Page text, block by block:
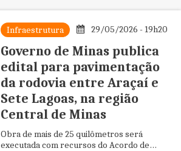
Infraestrutura 29/05/2026 - 19h20
Governo de Minas publica
edital para pavimentação
da rodovia entre Araçaí e
Sete Lagoas, na região
Central de Minas
Obra de mais de 25 quilômetros será
executada com recursos do Acordo de